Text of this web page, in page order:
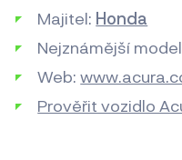
Majitel: Honda
Nejznámější
Web:
Prověřit vozidlo